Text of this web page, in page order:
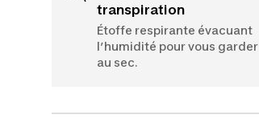
transpiration
Étoffe respirante évacuant
l’humidité pour vous garder
au sec.